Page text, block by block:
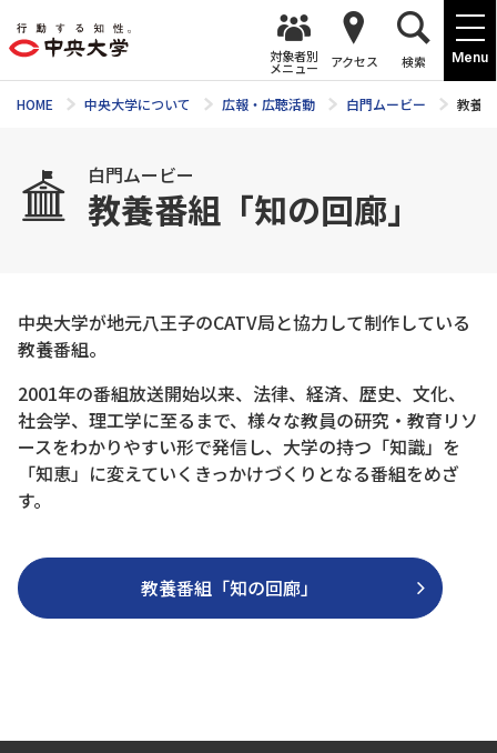
Menu
対象者別
メニュー アクセス 検索
HOME 中央大学について 広報・広聴活動 白門ムービー 教養
白門ムービー
教養番組「知の回廊」
中央大学が地元八王子のCATV局と協力して制作している
教養番組。
2001年の番組放送開始以来、法律、経済、歴史、文化、
社会学、理工学に至るまで、様々な教員の研究・教育リソ
ースをわかりやすい形で発信し、大学の持つ「知識」を
「知恵」に変えていくきっかけづくりとなる番組をめざ
す。
教養番組「知の回廊」